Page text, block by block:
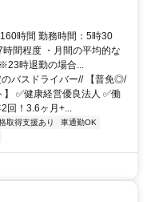
時間 勤務時間：5時30
間程度 ・月間の平均的な
時退勤の場合...
バスドライバー// 【普免◎/
✅健康経営優良法人 ✅働
2回！3.6ヶ月+...
取得支援あり
車通勤OK